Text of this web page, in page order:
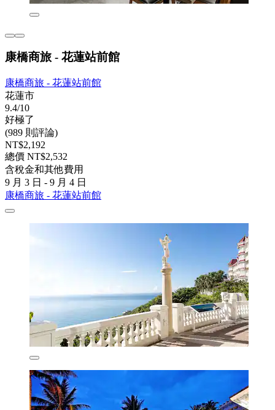
康橋商旅 - 花蓮站前館
康橋商旅 - 花蓮站前館
花蓮市
9.4/10
好極了
(989 則評論)
NT$2,192
總價 NT$2,532
含稅金和其他費用
9 月 3 日 - 9 月 4 日
康橋商旅 - 花蓮站前館